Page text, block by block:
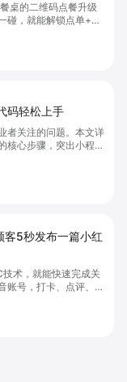
桌的二维码点餐升级
碰，就能解锁点单+小
域会员的多功能服
码轻松上手
者关注的问题。本文详
核心步骤，突出小程序
势，帮助你轻松实现商
营，快速开启线上卖
南！
客5秒发布一篇小红
术，就能快速完成关
账号，打卡、点评、连
。操作简单，效率极